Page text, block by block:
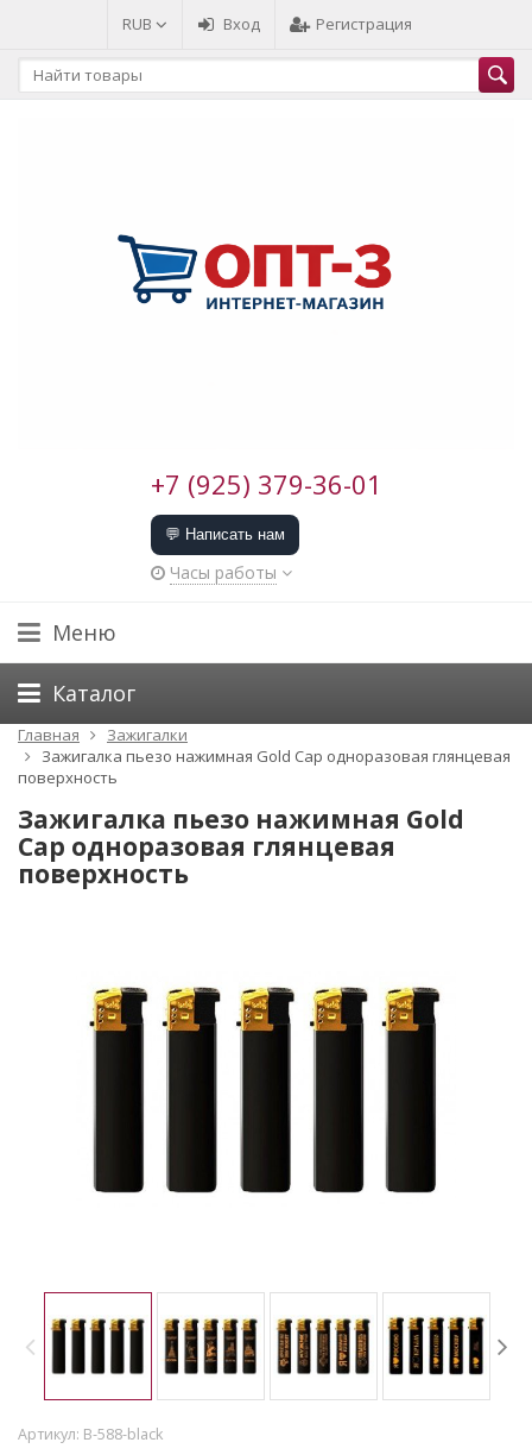
RUB Вход Регистрация
+7 (925) 379-36-01
💬 Написать нам
Часы работы
Меню
Каталог
Главная
Зажигалки
Зажигалка пьезо нажимная Gold Cap одноразовая глянцевая
поверхность
Зажигалка пьезо нажимная Gold
Cap одноразовая глянцевая
поверхность
Артикул: B-588-black